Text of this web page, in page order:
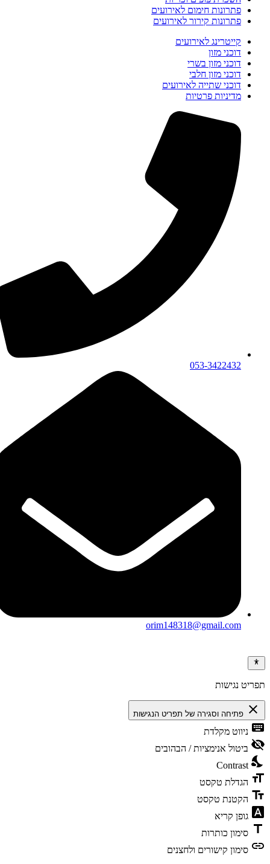
פתרונות חימום לאירועים
פתרונות קירור לאירועים
קייטרינג לאירועים
דוכני מזון
דוכני מזון בשרי
דוכני מזון חלבי
דוכני שתייה לאירועים
מדיניות פרטיות
053-3422432
orim148318@gmail.com
נגישות
close פתיחה וסגירה של תפריט הנגישות
ניווט מקלדת
ביטול אנימציות / הבהובים
Contrast
הגדלת טקסט
הקטנת טקסט
גופן קריא
סימון כותרות
סימון קישורים ולחצנים